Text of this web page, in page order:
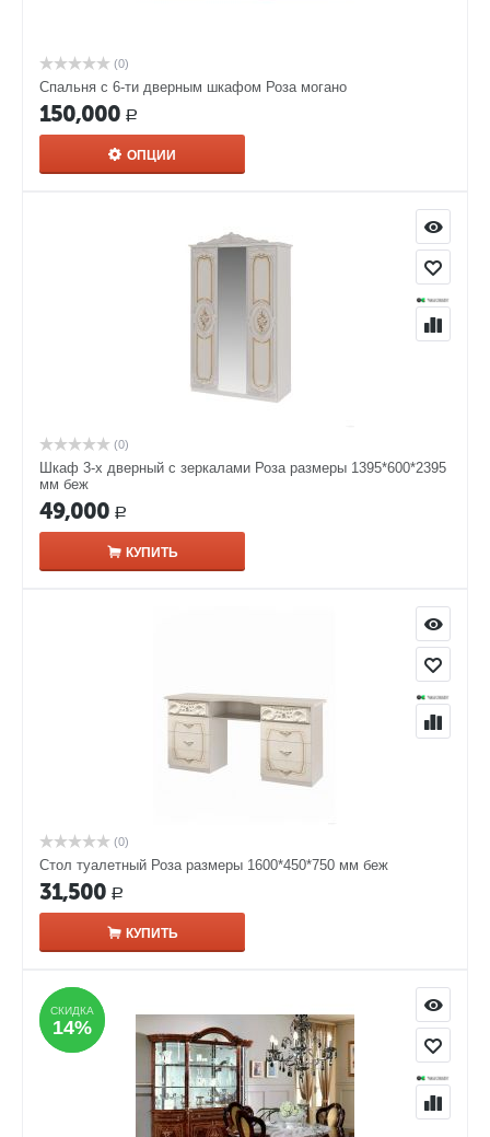
(0)
Спальня с 6-ти дверным шкафом Роза могано
150,000 Р
ОПЦИИ
(0)
Шкаф 3-х дверный с зеркалами Роза размеры 1395*600*2395
мм беж
49,000 Р
КУПИТЬ
(0)
Стол туалетный Роза размеры 1600*450*750 мм беж
31,500 Р
КУПИТЬ
СКИДКА
14%
СКИДКА
14%